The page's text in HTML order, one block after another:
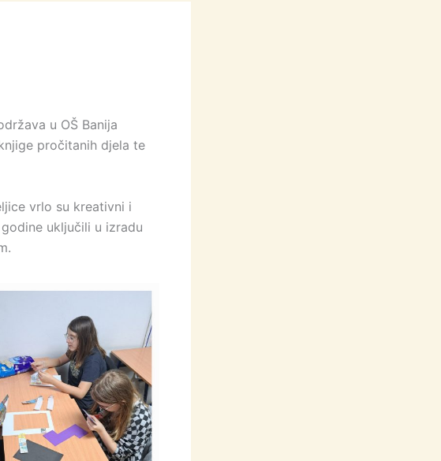
u OŠ Banija
pročitanih djela te
vrlo su kreativni i
uključili u izradu